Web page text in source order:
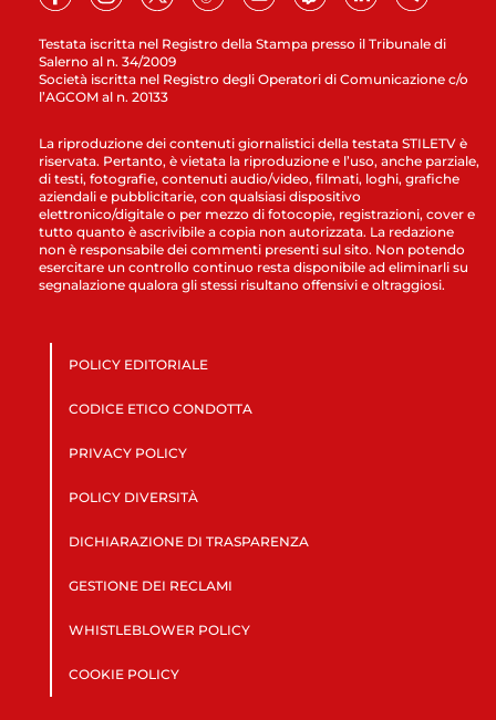
Testata iscritta nel Registro della Stampa presso il Tribunale di
Salerno al n. 34/2009
Società iscritta nel Registro degli Operatori di Comunicazione c/o
l’AGCOM al n. 20133
La riproduzione dei contenuti giornalistici della testata STILETV è
riservata. Pertanto, è vietata la riproduzione e l’uso, anche parziale,
di testi, fotografie, contenuti audio/video, filmati, loghi, grafiche
aziendali e pubblicitarie, con qualsiasi dispositivo
elettronico/digitale o per mezzo di fotocopie, registrazioni, cover e
tutto quanto è ascrivibile a copia non autorizzata. La redazione
non è responsabile dei commenti presenti sul sito. Non potendo
esercitare un controllo continuo resta disponibile ad eliminarli su
segnalazione qualora gli stessi risultano offensivi e oltraggiosi.
POLICY EDITORIALE
CODICE ETICO CONDOTTA
PRIVACY POLICY
POLICY DIVERSITÀ
DICHIARAZIONE DI TRASPARENZA
GESTIONE DEI RECLAMI
WHISTLEBLOWER POLICY
COOKIE POLICY